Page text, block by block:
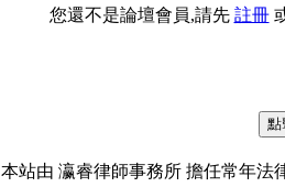
您還不是論壇會員,請先 註冊
本站由 瀛睿律師事務所 擔任常年法